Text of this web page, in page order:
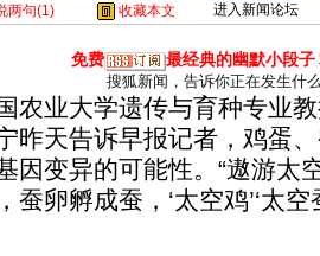
两句(1) 收藏本文 进入新闻论坛
免费 最经典的幽默小段子
搜狐新闻，告诉你正在发生什
业大学遗传与育种专业教
昨天告诉早报记者，鸡蛋
因变异的可能性。“遨游太
蚕卵孵成蚕，‘太空鸡’‘太空